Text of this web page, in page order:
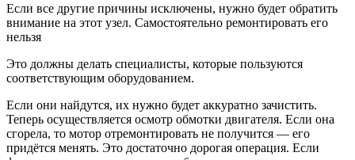
Если все другие причины исключены, нужно будет обратить
внимание на этот узел. Самостоятельно ремонтировать его
нельзя
Это должны делать специалисты, которые пользуются
соответствующим оборудованием.
Если они найдутся, их нужно будет аккуратно зачистить.
Теперь осуществляется осмотр обмотки двигателя. Если она
сгорела, то мотор отремонтировать не получится — его
придётся менять. Это достаточно дорогая операция. Если